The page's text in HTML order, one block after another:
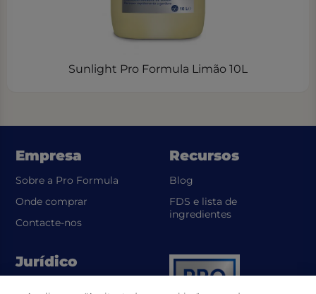
Sunlight Pro Formula Limão 10L
Empresa
Sobre a Pro Formula
Onde comprar
Contacte-nos
Recursos
Blog
FDS e lista de
ingredientes(opens in a new
Jurídico